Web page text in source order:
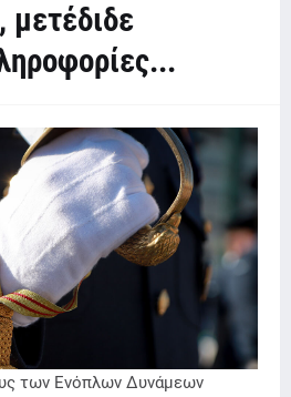
μετέδιδε
των Ενόπλων Δυνάμεων